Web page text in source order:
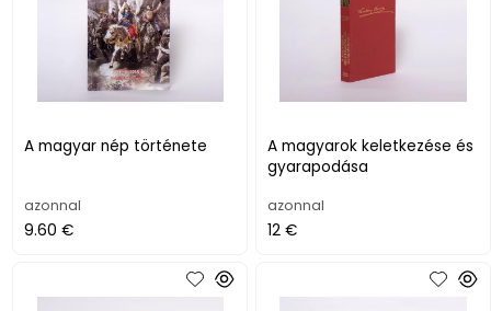
A magyar nép története
azonnal
9.60 €
A magyarok keletkezése és
gyarapodása
azonnal
12 €